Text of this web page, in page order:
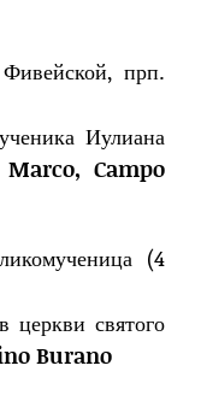
прп.
Иулиана
Campo
(4
церкви святого
Burano